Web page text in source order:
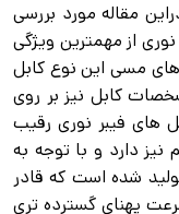
مقاله مورد بررسی
از مهمترین ویژگی
مسی این نوع کابل
کابل نیز بر روی
های فیبر نوری رقیب
دارد و با توجه به
شده است که قادر
پهنای گسترده تری